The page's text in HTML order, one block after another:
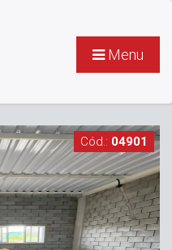
Menu
Cód.: 04901